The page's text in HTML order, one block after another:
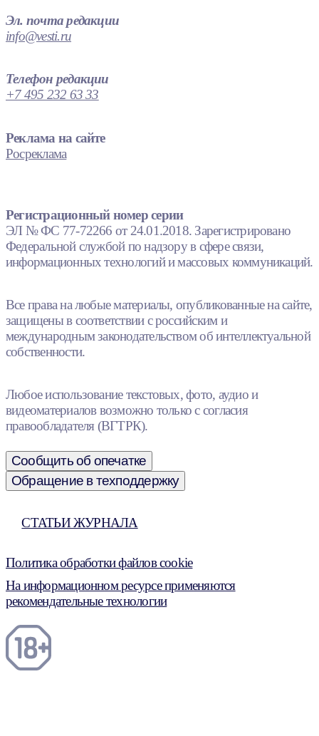
Эл. почта редакции
info@vesti.ru
Телефон редакции
+7 495 232 63 33
Реклама на сайте
Росреклама
Регистрационный номер серии
ЭЛ № ФС 77-72266 от 24.01.2018. Зарегистрировано
Федеральной службой по надзору в сфере связи,
информационных технологий и массовых коммуникаций.
Все права на любые материалы, опубликованные на сайте,
защищены в соответствии с российским и
международным законодательством об интеллектуальной
собственности.
Любое использование текстовых, фото, аудио и
видеоматериалов возможно только с согласия
правообладателя (ВГТРК).
Сообщить об опечатке
Обращение в техподдержку
СТАТЬИ ЖУРНАЛА
Политика обработки файлов cookie
На информационном ресурсе применяются
рекомендательные технологии